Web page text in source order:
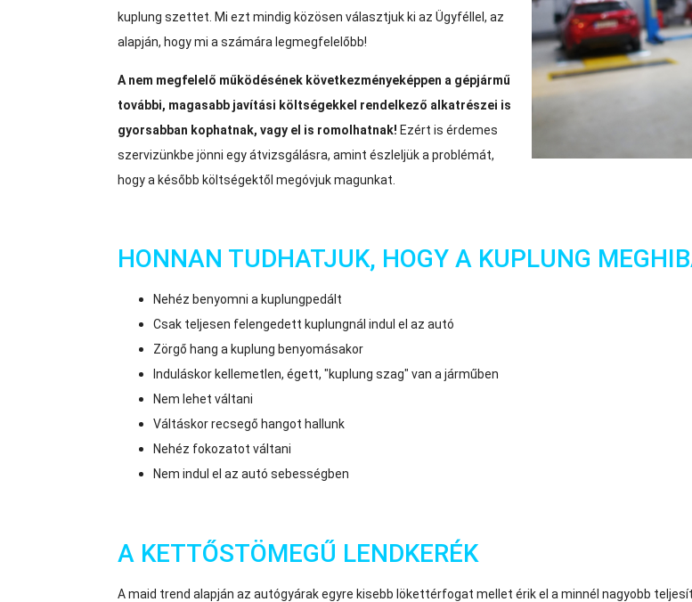
kuplung szettet. Mi ezt mindig közösen választjuk ki az Ügyféllel, az
alapján, hogy mi a számára legmegfelelőbb!
A nem megfelelő működésének következményeképpen a gépjármű
további, magasabb javítási költségekkel rendelkező alkatrészei is
gyorsabban kophatnak, vagy el is romolhatnak! Ezért is érdemes
szervizünkbe jönni egy átvizsgálásra, amint észleljük a problémát,
hogy a később költségektől megóvjuk magunkat.
HONNAN TUDHATJUK, HOGY A KUPLUNG
Nehéz benyomni a kuplungpedált
Csak teljesen felengedett kuplungnál indul el az autó
Zörgő hang a kuplung benyomásakor
Induláskor kellemetlen, égett, "kuplung szag" van a járműben
Nem lehet váltani
Váltáskor recsegő hangot hallunk
Nehéz fokozatot váltani
Nem indul el az autó sebességben
A KETTŐSTÖMEGŰ LENDKERÉK
A maid trend alapján az autógyárak egyre kisebb lökettérfogat mellet érik el a minnél nagyobb